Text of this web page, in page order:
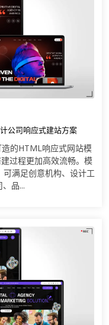
公司响应式建站方案
的HTML响应式网站模
过程更加高效流畅。模
满足创意机构、设计工
品...